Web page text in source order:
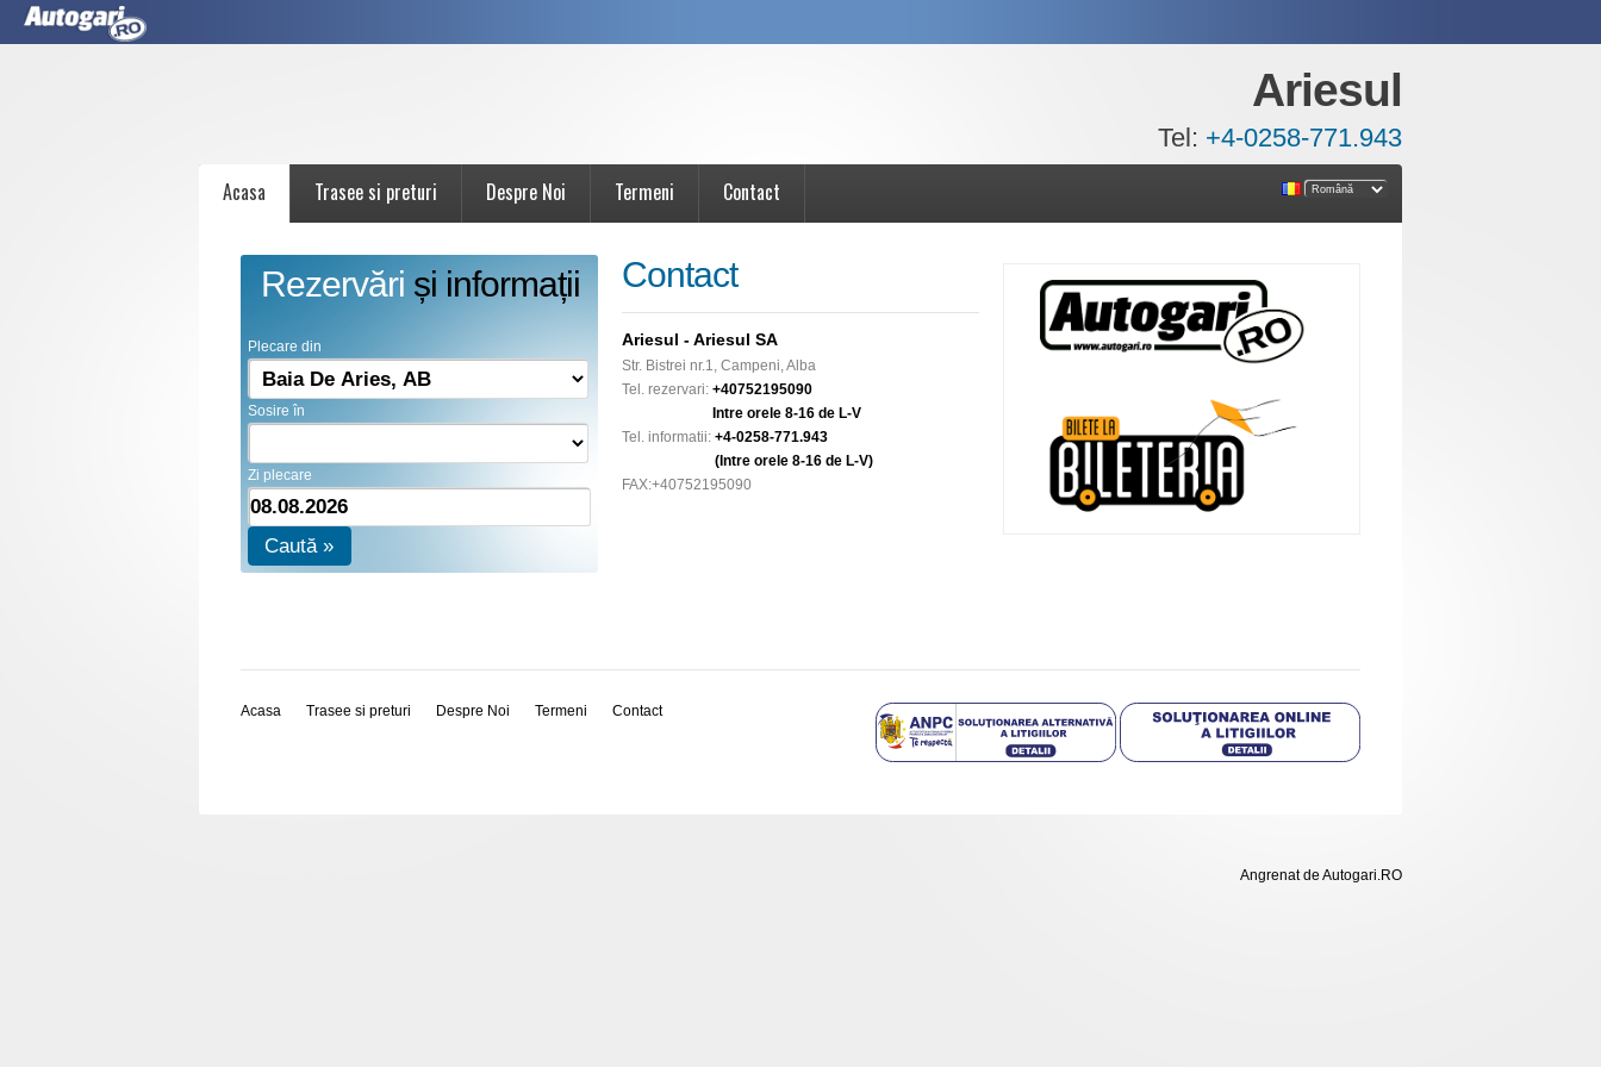
Ariesul
Tel: +4-0258-771.943
Acasa Trasee si preturi Despre Noi Termeni Contact
Rezervări și informații
Plecare din
Sosire în
Zi plecare
Caută »
Contact
Ariesul - Ariesul SA
Str. Bistrei nr.1, Campeni, Alba
Tel. rezervari: +40752195090
Intre orele 8-16 de L-V
Tel. informatii: +4-0258-771.943
(Intre orele 8-16 de L-V)
FAX:+40752195090
Acasa Trasee si preturi Despre Noi Termeni Contact
Angrenat de Autogari.RO